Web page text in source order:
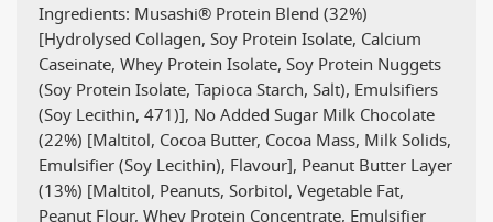
Ingredients: Musashi® Protein Blend (32%)
[Hydrolysed Collagen, Soy Protein Isolate, Calcium
Caseinate, Whey Protein Isolate, Soy Protein Nuggets
(Soy Protein Isolate, Tapioca Starch, Salt), Emulsifiers
(Soy Lecithin, 471)], No Added Sugar Milk Chocolate
(22%) [Maltitol, Cocoa Butter, Cocoa Mass, Milk Solids,
Emulsifier (Soy Lecithin), Flavour], Peanut Butter Layer
(13%) [Maltitol, Peanuts, Sorbitol, Vegetable Fat,
Peanut Flour, Whey Protein Concentrate, Emulsifier